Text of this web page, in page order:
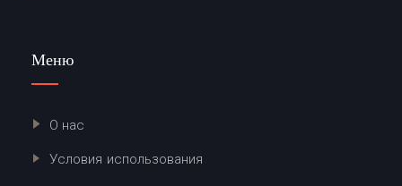
Меню
О нас
Условия использования